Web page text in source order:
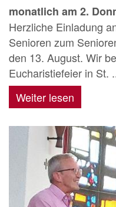
monatlich am 2.
Herzliche Einladung
Senioren zum
den 13. August. Wir
Eucharistiefeier in St.
Weiter lesen